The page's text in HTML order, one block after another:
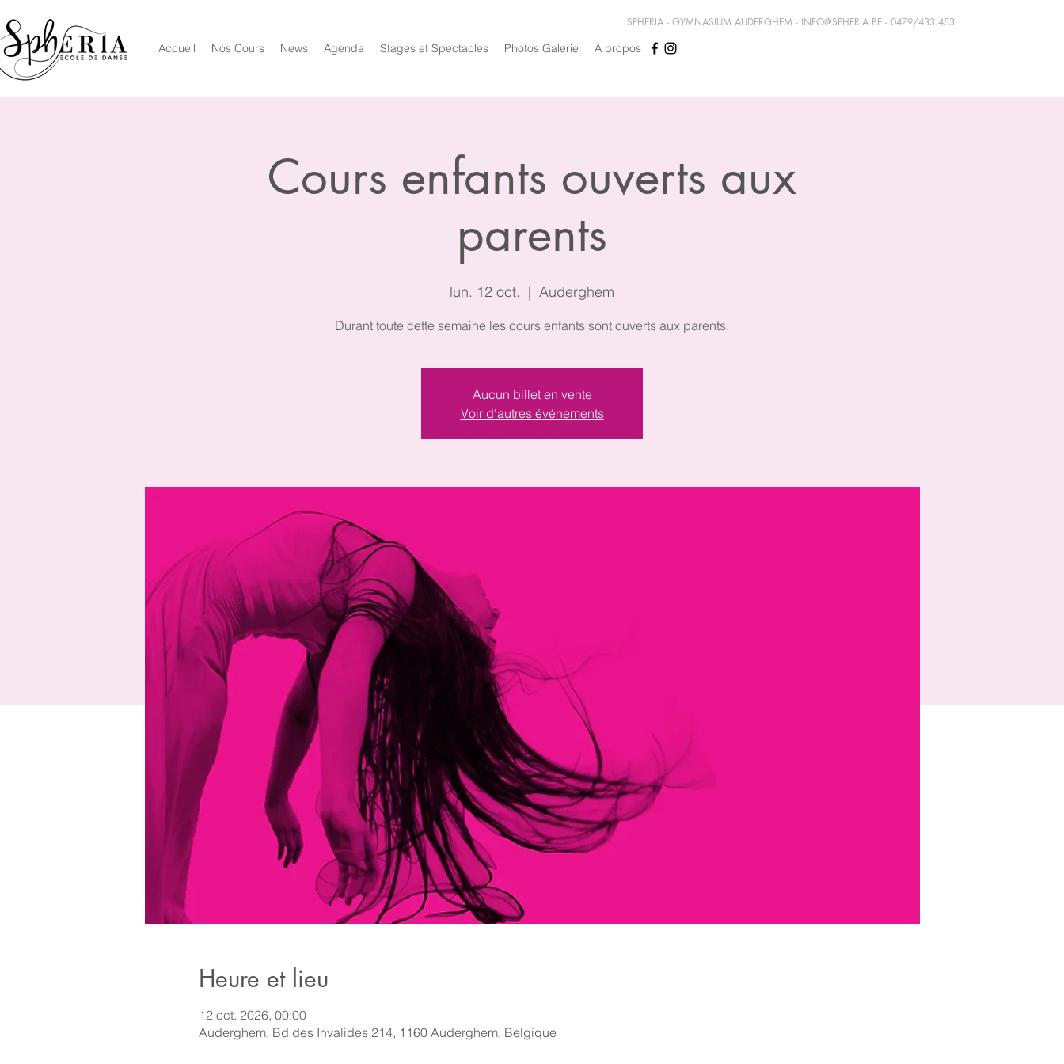
SPHERIA - GYMNASIUM AUDERGHEM - INFO@SPHERIA.BE - 0479/433.453
Accueil Nos Cours News Agenda Stages et Spectacles Photos Galerie À propos
Cours enfants ouverts aux
parents
lun. 12 oct.
  |
Auderghem
Durant toute cette semaine les cours enfants sont ouverts aux parents.
Aucun billet en vente
Voir d'autres événements
Heure et lieu
12 oct. 2026, 00:00
Auderghem, Bd des Invalides 214, 1160 Auderghem, Belgique